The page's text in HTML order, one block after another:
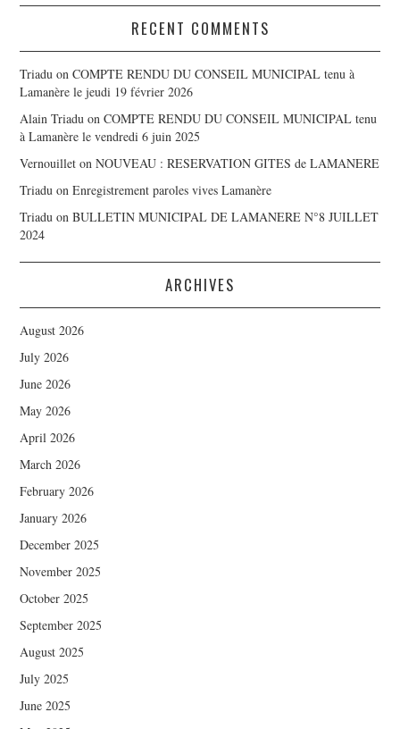
RECENT COMMENTS
Triadu onCOMPTE RENDU DU CONSEIL MUNICIPAL tenu à
Lamanère le jeudi 19 février 2026
Alain Triadu onCOMPTE RENDU DU CONSEIL MUNICIPAL tenu
à Lamanère le vendredi 6 juin 2025
Vernouillet onNOUVEAU : RESERVATION GITES de LAMANERE
Triadu onEnregistrement paroles vives Lamanère
Triadu onBULLETIN MUNICIPAL DE LAMANERE N°8 JUILLET
2024
ARCHIVES
August 2026
July 2026
June 2026
May 2026
April 2026
March 2026
February 2026
January 2026
December 2025
November 2025
October 2025
September 2025
August 2025
July 2025
June 2025